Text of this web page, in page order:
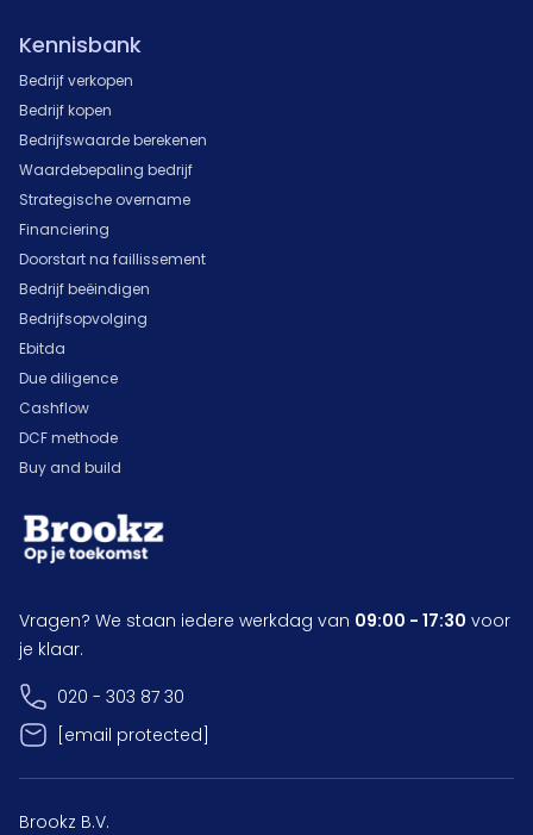
Kennisbank
Bedrijf verkopen
Bedrijf kopen
Bedrijfswaarde berekenen
Waardebepaling bedrijf
Strategische overname
Financiering
Doorstart na faillissement
Bedrijf beëindigen
Bedrijfsopvolging
Ebitda
Due diligence
Cashflow
DCF methode
Buy and build
Vragen? We staan iedere werkdag van 09:00 - 17:30 voor
je klaar.
020 - 303 87 30
[email protected]
Brookz B.V.